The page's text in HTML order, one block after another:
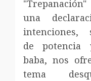
una
intenciones,
de potencia
baba, nos
tema